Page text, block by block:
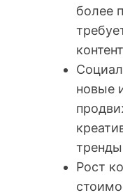
более
новые
Рост